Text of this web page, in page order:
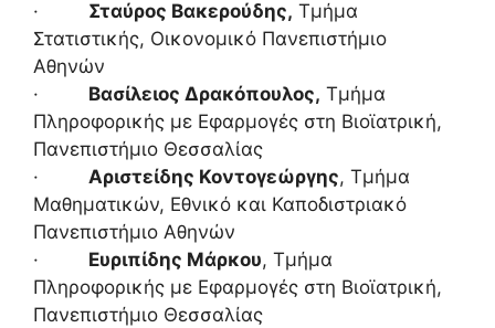
· Σταύρος Βακερούδης, Τμήμα
Στατιστικής, Οικονομικό Πανεπιστήμιο
Αθηνών
· Βασίλειος Δρακόπουλος, Τμήμα
Πληροφορικής με Εφαρμογές στη Βιοϊατρική,
Πανεπιστήμιο Θεσσαλίας
· Αριστείδης Κοντογεώργης, Τμήμα
Μαθηματικών, Εθνικό και Καποδιστριακό
Πανεπιστήμιο Αθηνών
· Ευριπίδης Μάρκου, Τμήμα
Πληροφορικής με Εφαρμογές στη Βιοϊατρική,
Πανεπιστήμιο Θεσσαλίας